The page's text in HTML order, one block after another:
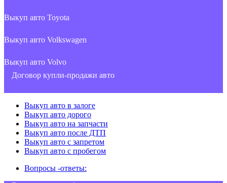
Выкуп авто Toyota
Выкуп авто Volkswagen
Выкуп авто Volvo
Договор купли-продажи авто
Выкуп авто в залоге
Выкуп авто дорого
Выкуп авто на запчасти
Выкуп авто после ДТП
Выкуп авто с запретом
Выкуп авто с пробегом
Вопросы -ответы: